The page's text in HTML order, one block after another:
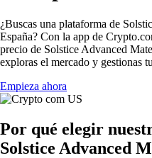
¿Buscas una plataforma de
España? Con la app de
precio de Solstice Advanced
exploras el mercado y gestionas
Empieza ahora
Por qué elegir
Solstice Advanced